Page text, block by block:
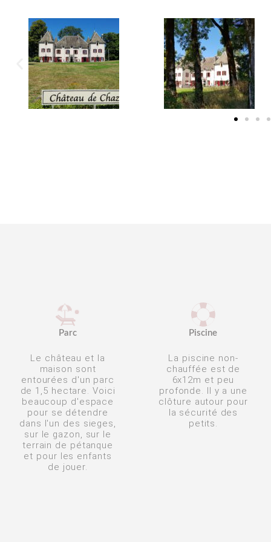
Parc
Le château et la
maison sont
entourées d'un parc
de 1,5 hectare. Voici
beaucoup d'espace
pour se détendre
dans l'un des sieges,
sur le gazon, sur le
terrain de pétanque
et pour les enfants
de jouer.
Piscine
La piscine non-
chauffée est de
6x12m et peu
profonde. Il y a une
clôture autour pour
la sécurité des
petits.